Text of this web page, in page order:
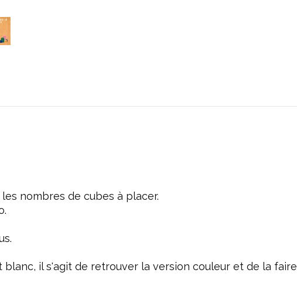
nombres de cubes à placer.
il s'agit de retrouver la version couleur et de la faire